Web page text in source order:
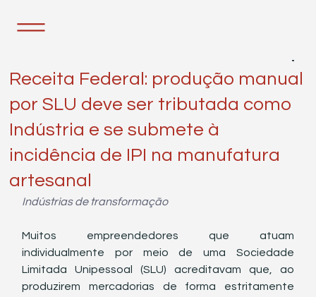
Receita Federal: produção manual
por SLU deve ser tributada como
Indústria e se submete à
incidência de IPI na manufatura
artesanal
Indústrias de transformação
Muitos empreendedores que atuam
individualmente por meio de uma Sociedade
Limitada Unipessoal (SLU) acreditavam que, ao
produzirem mercadorias de forma estritamente